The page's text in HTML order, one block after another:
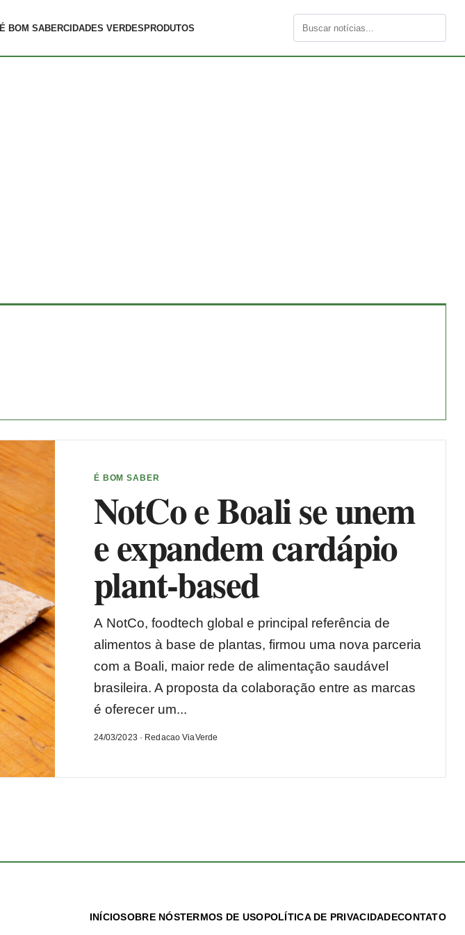
É BOM SABERCIDADES VERDES PRODUTOS
Buscar
É BOM SABER
NotCo e Boali se unem
e expandem cardápio
plant-based
A NotCo, foodtech global e principal referência de
alimentos à base de plantas, firmou uma nova parceria
com a Boali, maior rede de alimentação saudável
brasileira. A proposta da colaboração entre as marcas
é oferecer um...
24/03/2023 · Redacao ViaVerde
INÍCIOSOBRE NÓSTERMOS DE USOPOLÍTICA DE PRIVACIDADECONTATO